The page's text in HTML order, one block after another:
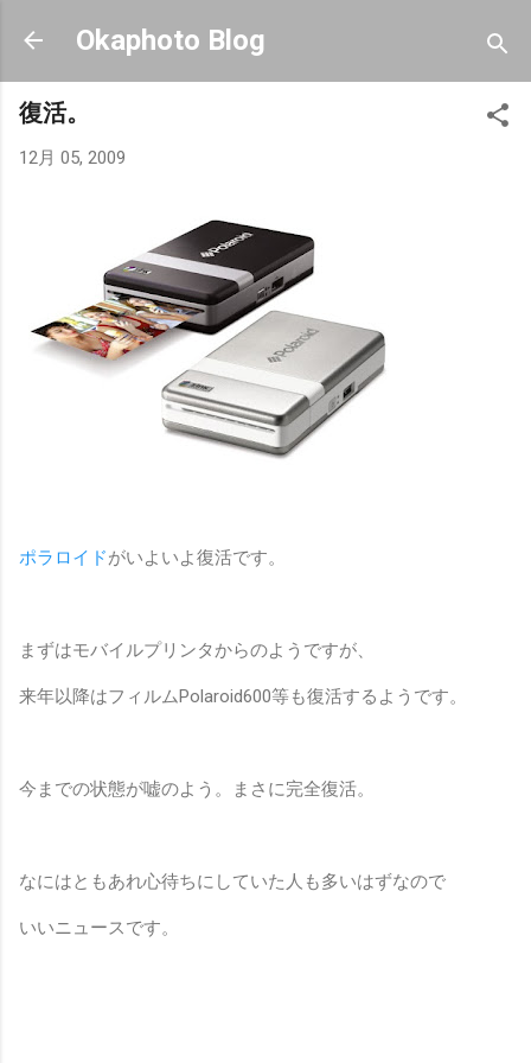
スキップしてメイン コンテンツに移動
Okaphoto Blog
復活。
12月 05, 2009
ポラロイドがいよいよ復活です。
まずはモバイルプリンタからのようですが、
来年以降はフィルムPolaroid600等も復活するようです。
今までの状態が嘘のよう。まさに完全復活。
なにはともあれ心待ちにしていた人も多いはずなので
いいニュースです。